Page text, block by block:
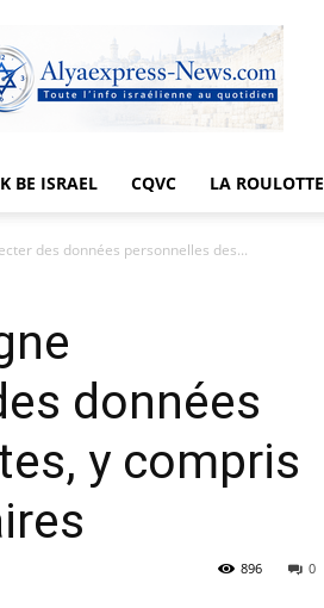
BE ISRAEL CQVC LA ROULOTTE
des données personnelles des...
données
y compris
0
896